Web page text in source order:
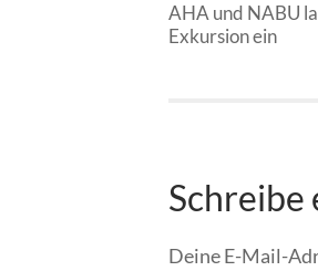
AHA und NABU
Exkursion ein
Schreibe
Deine E-Mail-